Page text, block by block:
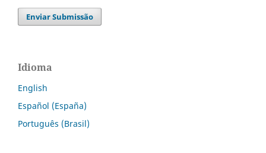
Enviar Submissão
Idioma
English
Español (España)
Português (Brasil)